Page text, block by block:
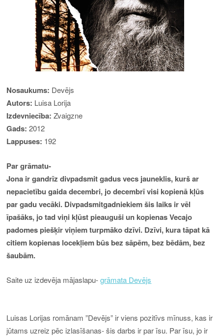
Nosaukums: Devējs
Autors: Luisa Lorija
Izdevniecība: Zvaigzne
Gads: 2012
Lappuses: 192
Par grāmatu-
Jona ir gandrīz divpadsmit gadus vecs jauneklis, kurš ar
nepacietību gaida decembri, jo decembrī visi kopienā kļūs
par gadu vecāki. Divpadsmitgadniekiem šis laiks ir vēl
īpašāks, jo tad viņi kļūst pieauguši un kopienas Vecajo
padomes piešķir viņiem turpmāko dzīvi. Dzīvi, kura tāpat kā
citiem kopienas locekļiem būs bez sāpēm, bez bēdām, bez
šaubām.
Saite uz izdevēja mājaslapu-grāmata Devējs
Luisas Lorijas romānam ”Devējs” ir viens pozitīvs mīnuss, kas ir
jūtams uzreiz pēc izlasīšanas- šis darbs ir par īsu. Par īsu, jo ir